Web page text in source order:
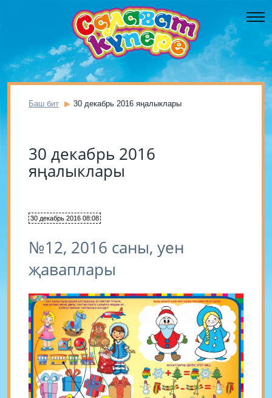
Баш бит 30 декабрь 2016 яңалыклары
30 декабрь 2016
яңалыклары
30 декабрь 2016 08:08
№12, 2016 саны, уен
җаваплары